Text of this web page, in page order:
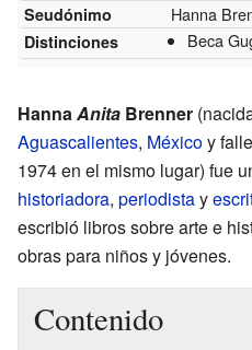
Seudónimo Hanna
Distinciones Beca
HannaAnita Brenner
Aguascalientes, Méxicoy
1974 en el mismo lugar) fue
historiadora, periodistay
escribió libros sobre arte e
obras para niños y jóvenes.
Contenido